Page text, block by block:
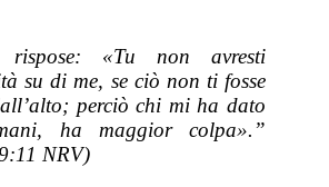
«Tu non avresti
su di me, se ciò non ti fosse
perciò chi mi ha dato
ha maggior colpa».”
NRV)